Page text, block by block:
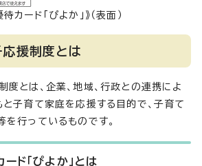
ード「ぴよか」》（表面）
援制度とは
とは、企業、地域、行政との連携によ
と子育て家庭を応援する目的で、子育て
を行っているものです。
ド「ぴよか」とは